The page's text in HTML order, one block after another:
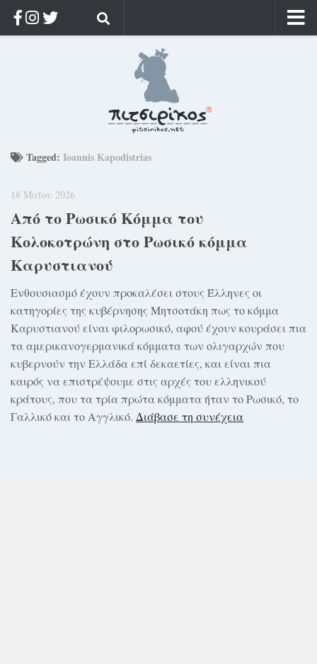
Ρίζα & Διάρκεια
Διαφήμιση
Γίνετε συνδρομητής
Μόνο για συνδρομητές
Log in
Tagged: Ioannis Kapodistrias
18 Μαΐου 2026
Από το Ρωσικό Κόμμα του
Κολοκοτρώνη στο Ρωσικό κόμμα
Καρυστιανού
Ενθουσιασμό έχουν προκαλέσει στους Έλληνες οι
κατηγορίες της κυβέρνησης Μητσοτάκη πως το κόμμα
Καρυστιανού είναι φιλορωσικό, αφού έχουν κουράσει πια
τα αμερικανογερμανικά κόμματα των ολιγαρχών που
κυβερνούν την Ελλάδα επί δεκαετίες, και είναι πια
καιρός να επιστρέψουμε στις αρχές του ελληνικού
κράτους, που τα τρία πρώτα κόμματα ήταν το Ρωσικό, το
Γαλλικό και το Αγγλικό. Διάβασε τη συνέχεια